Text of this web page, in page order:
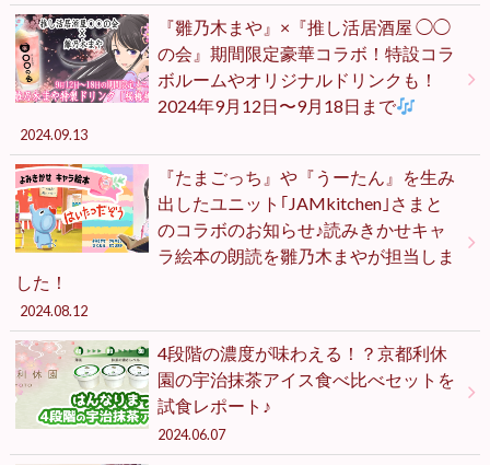
『雛乃木まや』×『推し活居酒屋 ◯◯
の会』期間限定豪華コラボ！特設コラ
ボルームやオリジナルドリンクも！
2024年9月12日〜9月18日まで
2024.09.13
『たまごっち』や『うーたん』を生み
出したユニット｢JAMkitchen｣さまと
のコラボのお知らせ♪読みきかせキャ
ラ絵本の朗読を雛乃木まやが担当しま
した！
2024.08.12
4段階の濃度が味わえる！？京都利休
園の宇治抹茶アイス食べ比べセットを
試食レポート♪
2024.06.07